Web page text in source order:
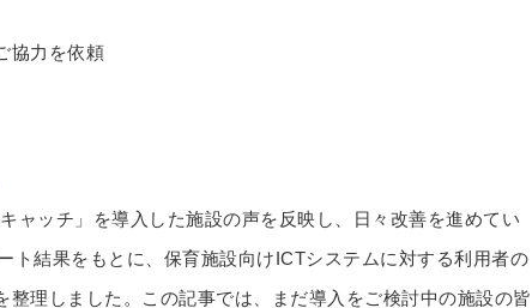
協力を依頼
ャッチ」を導入した施設の声を反映し、日々改善を進めてい
ト結果をもとに、保育施設向けICTシステムに対する利用者の
理しました。この記事では、まだ導入をご検討中の施設の皆